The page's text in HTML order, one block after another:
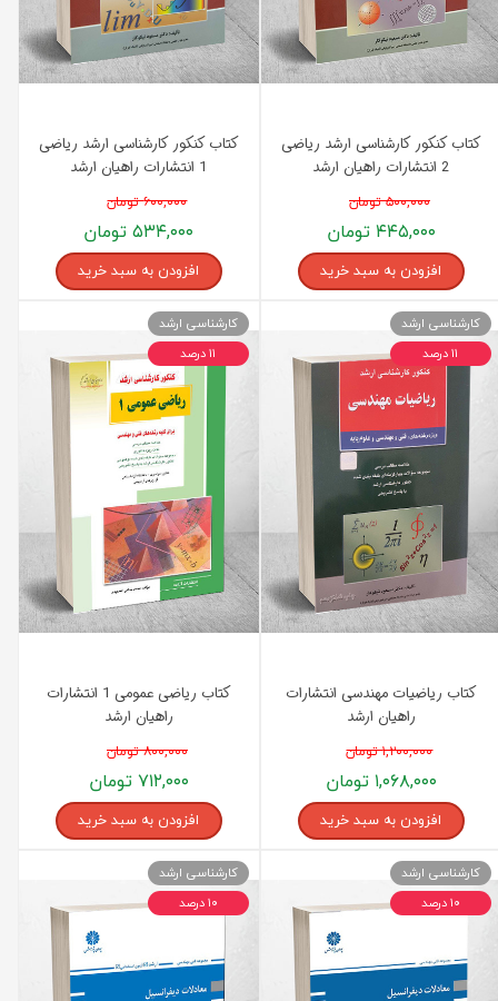
کتاب کنکور کارشناسی ارشد ریاضی
2 انتشارات راهیان ارشد
۵۰۰,۰۰۰ تومان
۴۴۵,۰۰۰ تومان
افزودن به سبد خرید
کتاب کنکور کارشناسی ارشد ریاضی
1 انتشارات راهیان ارشد
۶۰۰,۰۰۰ تومان
۵۳۴,۰۰۰ تومان
افزودن به سبد خرید
کتاب ریاضیات مهندسی انتشارات
راهیان ارشد
۱,۲۰۰,۰۰۰ تومان
۱,۰۶۸,۰۰۰ تومان
افزودن به سبد خرید
کارشناسی ارشد
۱۱ درصد
کتاب ریاضی عمومی 1 انتشارات
راهیان ارشد
۸۰۰,۰۰۰ تومان
۷۱۲,۰۰۰ تومان
افزودن به سبد خرید
کارشناسی ارشد
۱۱ درصد
کارشناسی ارشد
۱۰ درصد
کارشناسی ارشد
۱۰ درصد